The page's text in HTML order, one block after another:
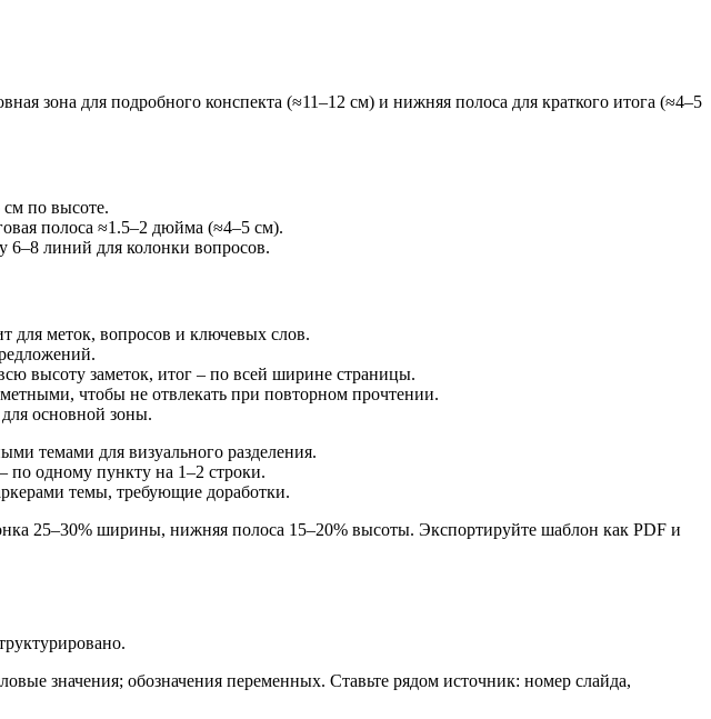
зона для подробного конспекта (≈11–12 см) и нижняя полоса для краткого итога (≈4–5
см по высоте.
полоса ≈1.5–2 дюйма (≈4–5 см).
6–8 линий для колонки вопросов.
для меток, вопросов и ключевых слов.
высоту заметок, итог – по всей ширине страницы.
чтобы не отвлекать при повторном прочтении.
основной зоны.
темами для визуального разделения.
по одному пункту на 1–2 строки.
темы, требующие доработки.
25–30% ширины, нижняя полоса 15–20% высоты. Экспортируйте шаблон как PDF и
значения; обозначения переменных. Ставьте рядом источник: номер слайда,